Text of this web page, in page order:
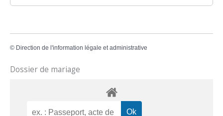
© Direction de l'information légale et administrative
Dossier de mariage